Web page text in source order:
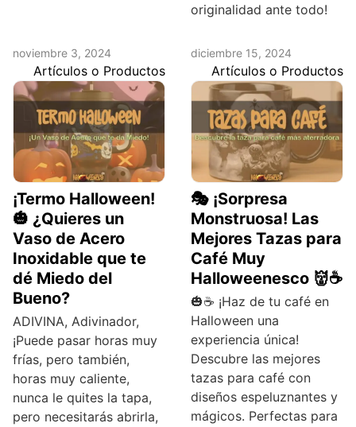
originalidad ante todo!
noviembre 3, 2024
Artículos o Productos
¡Termo Halloween!
🎃 ¿Quieres un
Vaso de Acero
Inoxidable que te
dé Miedo del
Bueno?
ADIVINA, Adivinador,
¡Puede pasar horas muy
frías, pero también,
horas muy caliente,
nunca le quites la tapa,
pero necesitarás abrirla,
diciembre 15, 2024
Artículos o Productos
🎭 ¡Sorpresa
Monstruosa! Las
Mejores Tazas para
Café Muy
Halloweenesco 👹☕
🎃☕ ¡Haz de tu café en
Halloween una
experiencia única!
Descubre las mejores
tazas para café con
diseños espeluznantes y
mágicos. Perfectas para